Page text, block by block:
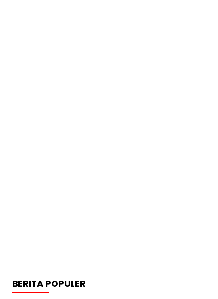
BERITA POPULER